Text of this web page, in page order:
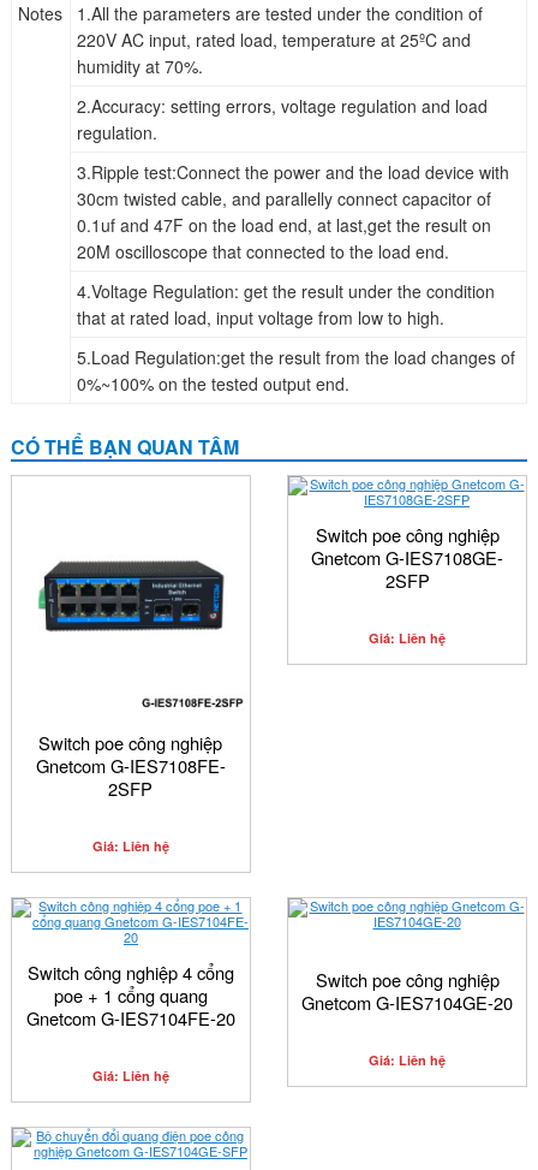
Notes
1.All the parameters are tested under the condition of
220V AC input, rated load, temperature at 25ºC and
humidity at 70%.
2.Accuracy: setting errors, voltage regulation and load
regulation.
3.Ripple test:Connect the power and the load device with
30cm twisted cable, and parallelly connect capacitor of
0.1uf and 47F on the load end, at last,get the result on
20M oscilloscope that connected to the load end.
4.Voltage Regulation: get the result under the condition
that at rated load, input voltage from low to high.
5.Load Regulation:get the result from the load changes of
0%~100% on the tested output end.
CÓ THỂ BẠN QUAN TÂM
Switch poe công nghiệp
Gnetcom G-IES7108FE-
2SFP
Giá: Liên hệ
Switch poe công nghiệp
Gnetcom G-IES7108GE-
2SFP
Giá: Liên hệ
Switch công nghiệp 4 cổng
poe + 1 cổng quang
Gnetcom G-IES7104FE-20
Giá: Liên hệ
Switch poe công nghiệp
Gnetcom G-IES7104GE-20
Giá: Liên hệ